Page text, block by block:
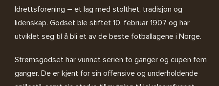
Idrettsforening – et lag med stolthet, tradisjon og
lidenskap. Godset ble stiftet 10. februar 1907 og har
utviklet seg til å bli et av de beste fotballagene i Norge.
Strømsgodset har vunnet serien to ganger og cupen fem
ganger. De er kjent for sin offensive og underholdende